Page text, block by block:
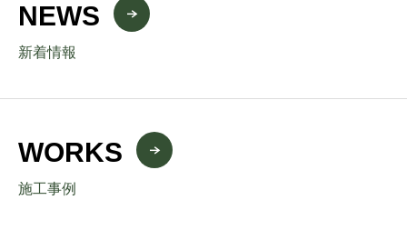
NEWS
新着情報
WORKS
施工事例